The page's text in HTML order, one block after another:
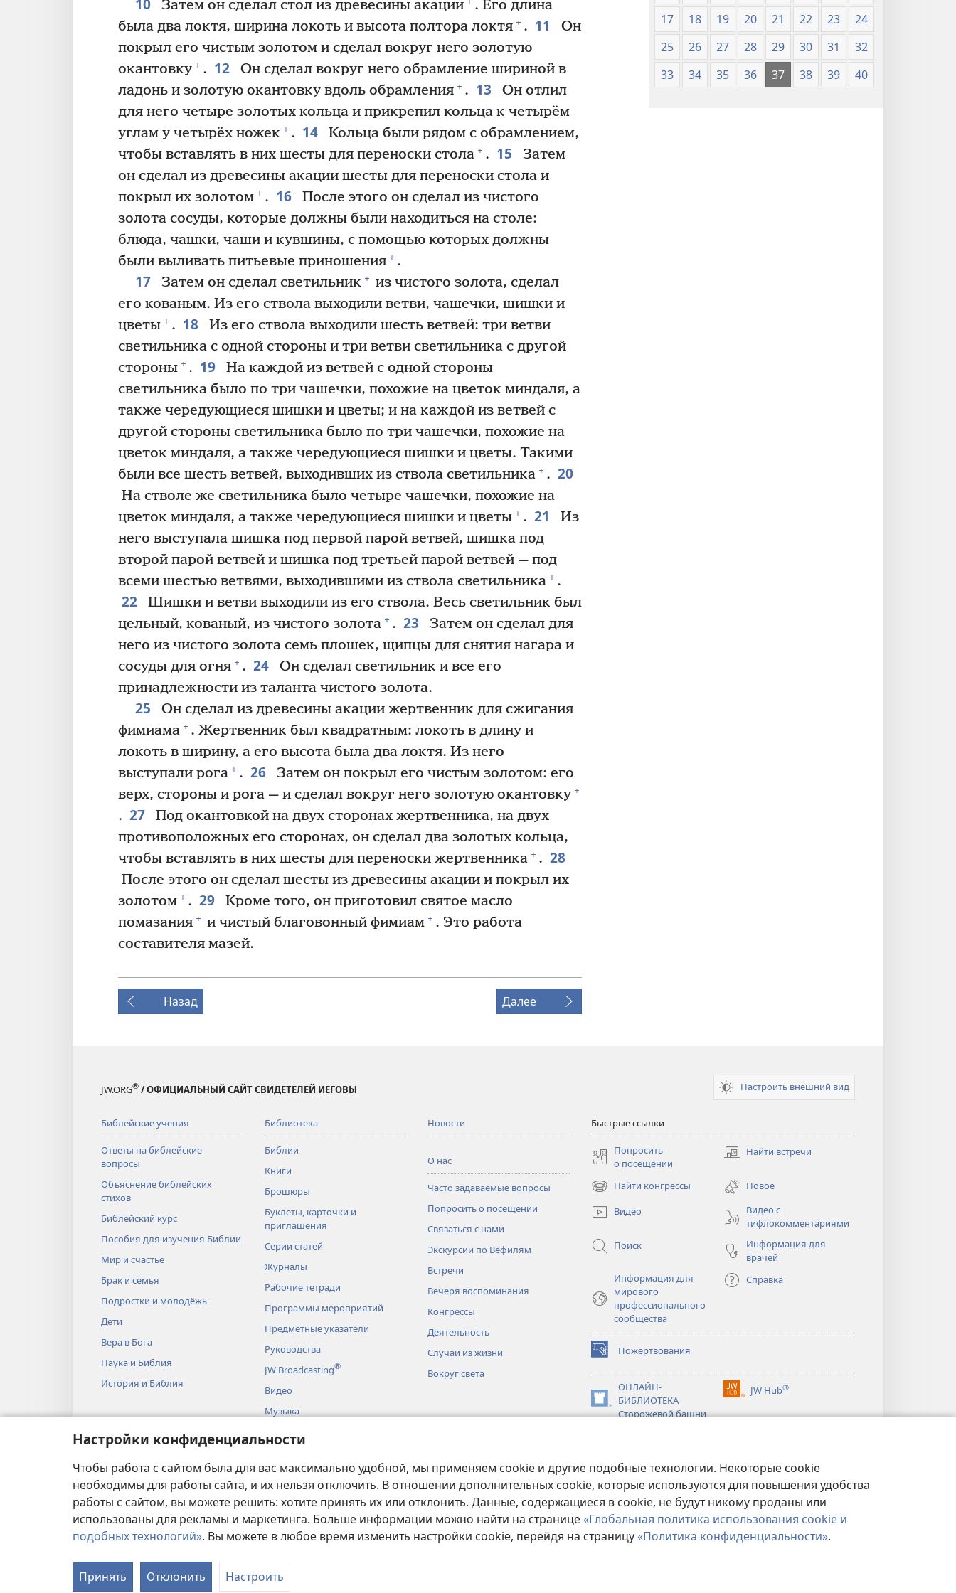
Настройки конфиденциальности
Чтобы работа с сайтом была для вас максимально удобной, мы применяем cookie и другие подобные технологии. Некоторые cookie
необходимы для работы сайта, и их нельзя отключить. В отношении дополнительных cookie, которые используются для повышения удобства
работы с сайтом, вы можете решить: хотите принять их или отклонить. Данные, содержащиеся в cookie, не будут никому проданы или
использованы для рекламы и маркетинга. Больше информации можно найти на странице «Глобальная политика использования cookie и
подобных технологий». Вы можете в любое время изменить настройки cookie, перейдя на страницу«Политика конфиденциальности».
Принять Отклонить Настроить
Затем он сделал стол из древесины акации
. Его длина
была два локтя, ширина локоть и высота полтора локтя + . 11
Он
покрыл его чистым золотом и сделал вокруг него золотую
окантовку + . 12
Он сделал вокруг него обрамление шириной в
ладонь и золотую окантовку вдоль обрамления + . 13
Он отлил
для него четыре золотых кольца и прикрепил кольца к четырём
углам у четырёх ножек + . 14
Кольца были рядом с обрамлением,
чтобы вставлять в них шесты для переноски стола + . 15
Затем
он сделал из древесины акации шесты для переноски стола и
покрыл их золотом + . 16
После этого он сделал из чистого
золота сосуды, которые должны были находиться на столе:
блюда, чашки, чаши и кувшины, с помощью которых должны
были выливать питьевые приношения + .
17 Затем он сделал светильник + из чистого золота, сделал
его кованым. Из его ствола выходили ветви, чашечки, шишки и
цветы + . 18
Из его ствола выходили шесть ветвей: три ветви
светильника с одной стороны и три ветви светильника с другой
стороны + . 19
На каждой из ветвей с одной стороны
светильника было по три чашечки, похожие на цветок миндаля, а
также чередующиеся шишки и цветы; и на каждой из ветвей с
другой стороны светильника было по три чашечки, похожие на
цветок миндаля, а также чередующиеся шишки и цветы. Такими
были все шесть ветвей, выходивших из ствола светильника + . 20
На стволе же светильника было четыре чашечки, похожие на
цветок миндаля, а также чередующиеся шишки и цветы + . 21
Из
него выступала шишка под первой парой ветвей, шишка под
второй парой ветвей и шишка под третьей парой ветвей — под
всеми шестью ветвями, выходившими из ствола светильника + .
22
Шишки и ветви выходили из его ствола. Весь светильник был
цельный, кованый, из чистого золота + . 23
Затем он сделал для
него из чистого золота семь плошек, щипцы для снятия нагара и
сосуды для огня + . 24
Он сделал светильник и все его
принадлежности из таланта чистого золота.
25
Он сделал из древесины акации жертвенник для сжигания
фимиама + . Жертвенник был квадратным: локоть в длину и
локоть в ширину, а его высота была два локтя. Из него
выступали рога + . 26
Затем он покрыл его чистым золотом: его
верх, стороны и рога — и сделал вокруг него золотую окантовку +
. 27
Под окантовкой на двух сторонах жертвенника, на двух
противоположных его сторонах, он сделал два золотых кольца,
чтобы вставлять в них шесты для переноски жертвенника + . 28
После этого он сделал шесты из древесины акации и покрыл их
золотом + . 29
Кроме того, он приготовил святое масло
помазания + и чистый благовонный фимиам + . Это работа
составителя мазей.
Назад Далее
17
18 19 20 21 22 23
24
25
26 27 28 29 30 31
32
33
34 35 36 37 38 39 40
JW.ORG® / ОФИЦИАЛЬНЫЙ САЙТ СВИДЕТЕЛЕЙ ИЕГОВЫ Настроить внешний вид
Библейские учения
Ответы на библейские
вопросы
Объяснение библейских
стихов
Библейский курс
Пособия для изучения Библии
Мир и счастье
Брак и семья
Подростки и молодёжь
Дети
Вера в Бога
Наука и Библия
История и Библия
Библиотека
Библии
Книги
Брошюры
Буклеты, карточки и
приглашения
Серии статей
Журналы
Рабочие тетради
Программы мероприятий
Предметные указатели
Руководства
JW Broadcasting®
Видео
Музыка
Библии
Новости
О нас
Часто задаваемые вопросы
Попросить о посещении
Связаться с нами
Экскурсии по Вефилям
Встречи
Вечеря воспоминания
Конгрессы
Деятельность
Случаи из жизни
Вокруг света
Быстрые ссылки
Попросить
о посещении
Найти встречи
(открывается
новом
Найти конгрессы
(открывается
в
новом
Новое
Видео
Видео с
тифлокомментариями
Поиск
Информация для
врачей
Информация для
мирового
профессионального
сообщества
Справка
Пожертвования
(открывается
в
новом
окне)
ОНЛАЙН-
БИБЛИОТЕКА
Сторожевой башни
(открывается
в
JW Hub®
(открывается
Copyright© 2026 Watch Tower Bible and Tract Society of Pennsylvania.
УСЛОВИЯ ИСПОЛЬЗОВАНИЯ |ПОЛИТИКА КОНФИДЕНЦИАЛЬНОСТИ|НАСТРОЙКИ КОНФИДЕНЦИАЛЬНОСТИ